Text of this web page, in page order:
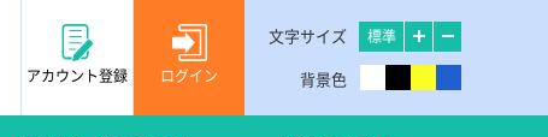
アカウント登録 ログイン
文字サイズ 標準
背景色